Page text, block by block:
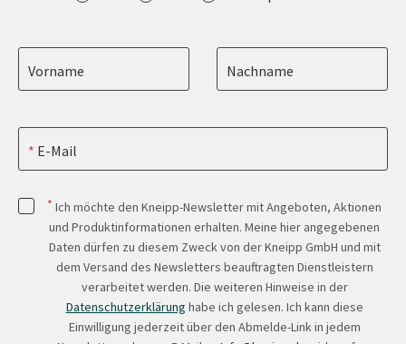
Vorname Nachname
E-Mail
* Ich möchte den Kneipp-Newsletter mit Angeboten, Aktionen
und Produktinformationen erhalten. Meine hier angegebenen
Daten dürfen zu diesem Zweck von der Kneipp GmbH und mit
dem Versand des Newsletters beauftragten Dienstleistern
verarbeitet werden. Die weiteren Hinweise in der
Datenschutzerklärung habe ich gelesen. Ich kann diese
Einwilligung jederzeit über den Abmelde-Link in jedem